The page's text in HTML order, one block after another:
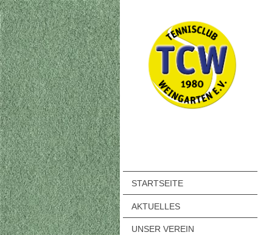
STARTSEITE
AKTUELLES
UNSER VEREIN